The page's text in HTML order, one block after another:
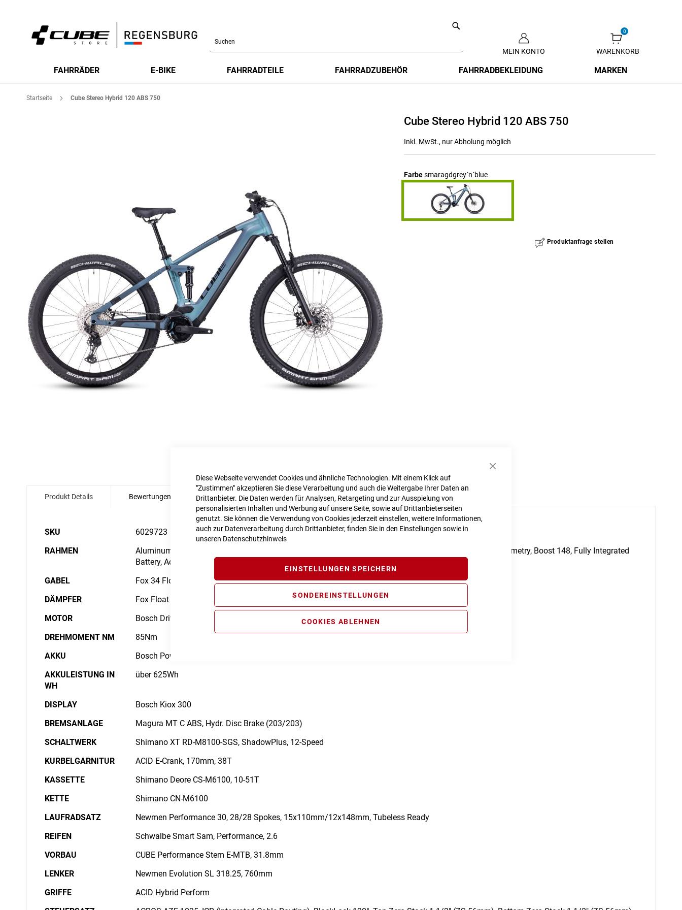
Schließen
Diese Webseite verwendet Cookies und ähnliche Technologien. Mit einem Klick auf
"Zustimmen" akzeptieren Sie diese Verarbeitung und auch die Weitergabe Ihrer Daten an
Drittanbieter. Die Daten werden für Analysen, Retargeting und zur Ausspielung von
personalisierten Inhalten und Werbung auf unsere Seite, sowie auf Drittanbieterseiten
genutzt. Sie können die Verwendung von Cookies jederzeit einstellen, weitere Informationen,
auch zur Datenverarbeitung durch Drittanbieter, finden Sie in den Einstellungen sowie in
unseren Datenschutzhinweis
EINSTELLUNGEN SPEICHERN
SONDEREINSTELLUNGEN
COOKIES ABLEHNEN
Inhalt
MEIN KONTO WARENKORB
Search
FAHRRÄDER E-BIKE FAHRRADTEILE FAHRRADZUBEHÖR FAHRRADBEKLEIDUNG MARKEN
Startseite Cube Stereo Hybrid 120 ABS 750
Cube Stereo Hybrid 120 ABS 750
Inkl. MwSt., nur Abholung möglich
Farbesmaragdgrey´n´blue
Produktanfrage stellen
Produkt Details
Details
SKU
6029723
RAHMEN
Aluminum Superlite, Gravity Casting Technology, Efficient Comfort Control, FSP 4-Link, Agile Comfort Geometry, Boost 148, Fully Integrated
Battery, Advanced Internal Cable Routing, Kickstand/Fender/Carrier Mounting Points
GABEL
Fox 34 Float AWL, 2-Position Sweep-Adjust RAIL Damper, Tapered, 15x110mm, E-Bike Optimized, 120mm
DÄMPFER
Fox Float DPS EVOL, 185x55mm (27.5: 165x45mm), Open/Medium/Firm Mode, Trunnion Mount
MOTOR
Bosch Drive Unit Performance CX Generation 4 (85Nm) Cruise (250Watt), Smart System
DREHMOMENT NM
85Nm
AKKU
Bosch PowerTube 750
AKKULEISTUNG IN
WH
über 625Wh
DISPLAY
Bosch Kiox 300
BREMSANLAGE
Magura MT C ABS, Hydr. Disc Brake (203/203)
SCHALTWERK
Shimano XT RD-M8100-SGS, ShadowPlus, 12-Speed
KURBELGARNITUR
ACID E-Crank, 170mm, 38T
KASSETTE
Shimano Deore CS-M6100, 10-51T
KETTE
Shimano CN-M6100
LAUFRADSATZ
Newmen Performance 30, 28/28 Spokes, 15x110mm/12x148mm, Tubeless Ready
REIFEN
Schwalbe Smart Sam, Performance, 2.6
VORBAU
CUBE Performance Stem E-MTB, 31.8mm
LENKER
Newmen Evolution SL 318.25, 760mm
GRIFFE
ACID Hybrid Perform
Bewertungen Angaben zur Produktsicherheit